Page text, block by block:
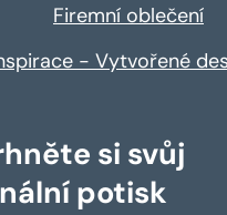
Firemní oblečení
- Vytvořené
si svůj
potisk